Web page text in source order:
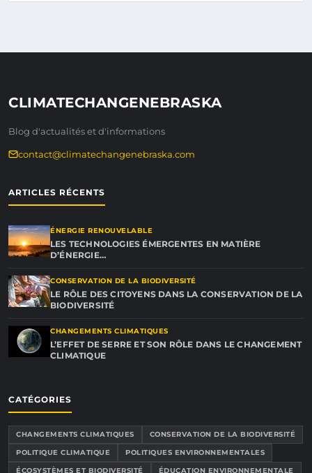
CLIMATECHANGENEBRASKA
Blog d'actualités et d'informations
contact@climatechangenebraska.com
ARTICLES RÉCENTS
ÉNERGIE RENOUVELABLE
LES TECHNOLOGIES ÉMERGENTES EN MATIÈRE
D’ÉNERGIE…
CONSERVATION DE LA BIODIVERSITÉ
LE RÔLE DES CITOYENS DANS LA CONSERVATION DE LA
BIODIVERSITÉ
CHANGEMENTS CLIMATIQUES
L’EFFET DE SERRE ET SON RÔLE DANS LE CHANGEMENT
CLIMATIQUE
CATÉGORIES
CHANGEMENTS CLIMATIQUES
CONSERVATION DE LA BIODIVERSITÉ
POLITIQUE CLIMATIQUE
POLITIQUES ENVIRONNEMENTALES
ÉCOSYSTÈMES ET BIODIVERSITÉ
ÉDUCATION ENVIRONNEMENTALE